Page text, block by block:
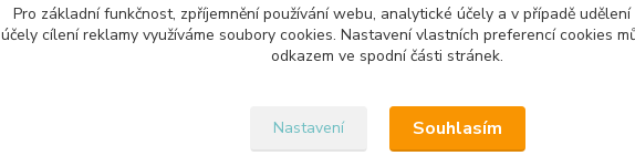
Upravit sběr cookies.
Pro základní funkčnost, zpříjemnění používání webu, analytické účely a v případě
účely cílení reklamy využíváme soubory cookies. Nastavení vlastních preferencí cookies
odkazem ve spodní části stránek.
Nastavení Souhlasím